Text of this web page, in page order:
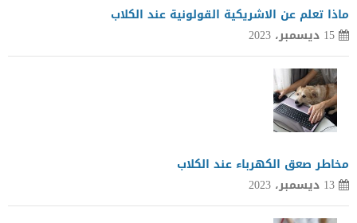
ماذا تعلم عن الاشريكية القولونية عند الكلاب
15 ديسمبر، 2023
مخاطر صعق الكهرباء عند الكلاب
13 ديسمبر، 2023